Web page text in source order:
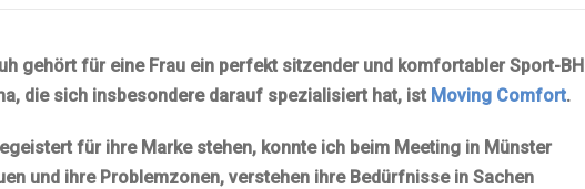
gehört für eine Frau ein perfekt sitzender und komfortabler Sport-BH
die sich insbesondere darauf spezialisiert hat, ist Moving Comfort.
für ihre Marke stehen, konnte ich beim Meeting in Münster
und ihre Problemzonen, verstehen ihre Bedürfnisse in Sachen